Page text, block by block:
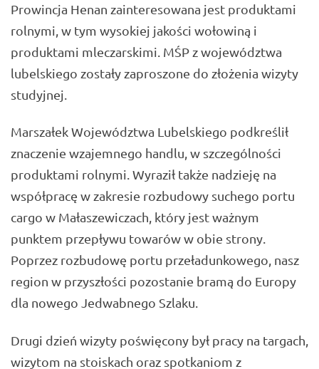
Prowincja Henan zainteresowana jest produktami
rolnymi, w tym wysokiej jakości wołowiną i
produktami mleczarskimi. MŚP z województwa
lubelskiego zostały zaproszone do złożenia wizyty
studyjnej.
Marszałek Województwa Lubelskiego podkreślił
znaczenie wzajemnego handlu, w szczególności
produktami rolnymi. Wyraził także nadzieję na
współpracę w zakresie rozbudowy suchego portu
cargo w Małaszewiczach, który jest ważnym
punktem przepływu towarów w obie strony.
Poprzez rozbudowę portu przeładunkowego, nasz
region w przyszłości pozostanie bramą do Europy
dla nowego Jedwabnego Szlaku.
Drugi dzień wizyty poświęcony był pracy na targach,
wizytom na stoiskach oraz spotkaniom z